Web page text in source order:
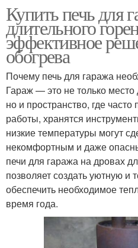
Купить печь для
длительного
эффективное
обогрева
Почему печь для гаража
Гараж — это не только
но и пространство, где
работы, хранятся
низкие температуры могут
некомфортным и даже
печи для гаража на дровах
позволяет создать уютную и
обеспечить необходимое
время года.